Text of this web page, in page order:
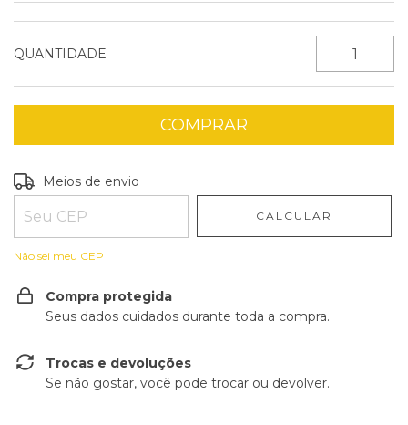
QUANTIDADE
Entregas para o CEP:
Meios de envio
CALCULAR
Não sei meu CEP
Compra protegida
Seus dados cuidados durante toda a compra.
Trocas e devoluções
Se não gostar, você pode trocar ou devolver.